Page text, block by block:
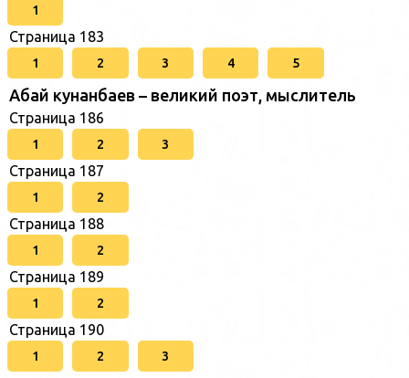
1
Страница 183
1 2 3 4 5
Абай кунанбаев – великий поэт, мыслитель
Страница 186
1 2 3
Страница 187
1 2
Страница 188
1 2
Страница 189
1 2
Страница 190
1 2 3